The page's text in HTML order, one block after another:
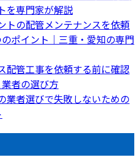
を専門家が解説
トの配管メンテナンスを依頼
ポイント｜三重・愛知の専門
配管工事を依頼する前に確認
者の選び方
業者選びで失敗しないための